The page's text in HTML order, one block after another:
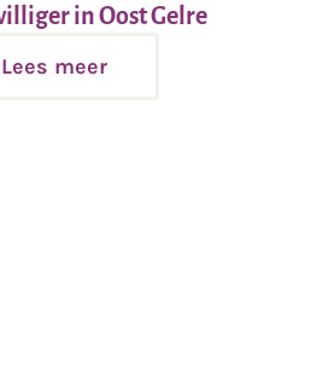
in Oost GelreLees
Lees meer